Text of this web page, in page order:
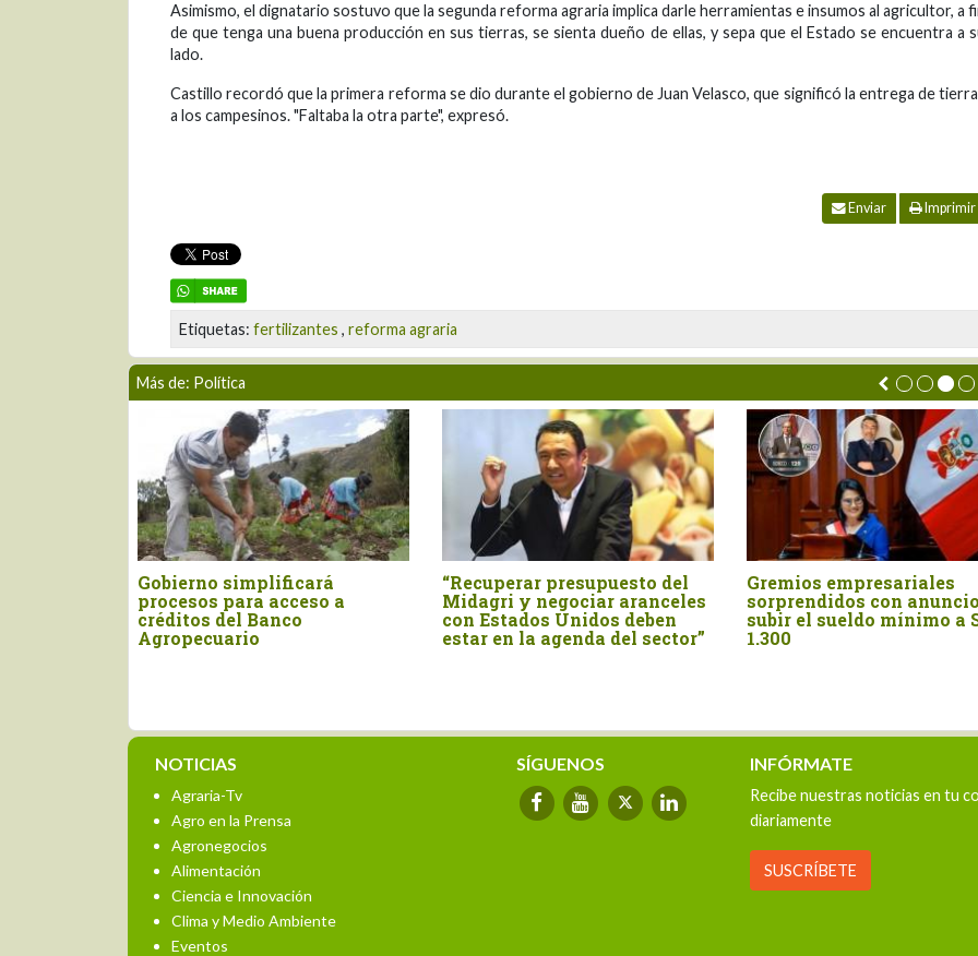
Asimismo, el dignatario sostuvo que la segunda reforma agraria implica darle herramientas e insumos al agricultor, a
de que tenga una buena producción en sus tierras, se sienta dueño de ellas, y sepa que el Estado se encuentra a
lado.
Castillo recordó que la primera reforma se dio durante el gobierno de Juan Velasco, que significó la entrega de
a los campesinos. "Faltaba la otra parte", expresó.
Enviar Imprimir
Etiquetas: fertilizantes , reforma agraria
Más de: Política
Gobierno simplificará
procesos para acceso a
créditos del Banco
Agropecuario
“Recuperar presupuesto del
Midagri y negociar aranceles
con Estados Unidos deben
estar en la agenda del sector”
Gremios empresariales
sorprendidos con anuncio de
subir el sueldo mínimo a S/
1.300
NOTICIAS
Agraria-Tv
Agro en la Prensa
Agronegocios
Alimentación
Ciencia e Innovación
Clima y Medio Ambiente
Eventos
SÍGUENOS INFÓRMATE
Recibe nuestras noticias en tu
diariamente
SUSCRÍBETE